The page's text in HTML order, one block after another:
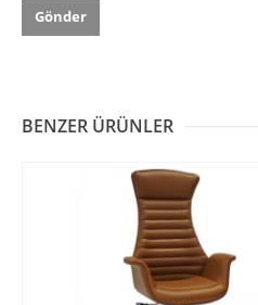
BENZER ÜRÜNLER